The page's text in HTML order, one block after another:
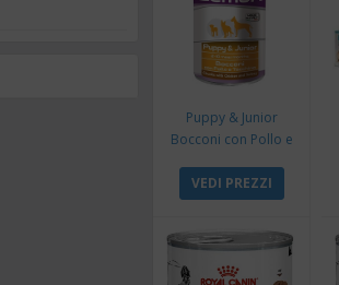
Puppy & Junior
Bocconi con Pollo e
VEDI PREZZI